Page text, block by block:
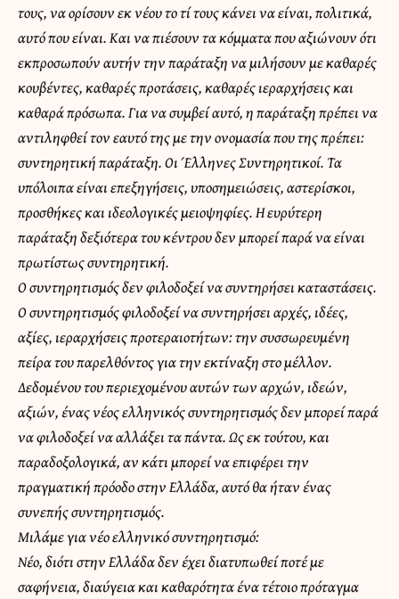
τους, να ορίσουν εκ νέου το τί τους κάνει να είναι, πολιτικά,
αυτό που είναι. Και να πιέσουν τα κόμματα που αξιώνουν ότι
εκπροσωπούν αυτήν την παράταξη να μιλήσουν με καθαρές
κουβέντες, καθαρές προτάσεις, καθαρές ιεραρχήσεις και
καθαρά πρόσωπα. Για να συμβεί αυτό, η παράταξη πρέπει να
αντιληφθεί τον εαυτό της με την ονομασία που της πρέπει:
συντηρητική παράταξη. Οι Έλληνες Συντηρητικοί. Τα
υπόλοιπα είναι επεξηγήσεις, υποσημειώσεις, αστερίσκοι,
προσθήκες και ιδεολογικές μειοψηφίες. Η ευρύτερη
παράταξη δεξιότερα του κέντρου δεν μπορεί παρά να είναι
πρωτίστως συντηρητική.
Ο συντηρητισμός δεν φιλοδοξεί να συντηρήσει καταστάσεις.
Ο συντηρητισμός φιλοδοξεί να συντηρήσει αρχές, ιδέες,
αξίες, ιεραρχήσεις προτεραιοτήτων: την συσσωρευμένη
πείρα του παρελθόντος για την εκτίναξη στο μέλλον.
Δεδομένου του περιεχομένου αυτών των αρχών, ιδεών,
αξιών, ένας νέος ελληνικός συντηρητισμός δεν μπορεί παρά
να φιλοδοξεί να αλλάξει τα πάντα. Ως εκ τούτου, και
παραδοξολογικά, αν κάτι μπορεί να επιφέρει την
πραγματική πρόοδο στην Ελλάδα, αυτό θα ήταν ένας
συνεπής συντηρητισμός.
Μιλάμε για νέο ελληνικό συντηρητισμό:
Νέο, διότι στην Ελλάδα δεν έχει διατυπωθεί ποτέ με
σαφήνεια, διαύγεια και καθαρότητα ένα τέτοιο πρόταγμα